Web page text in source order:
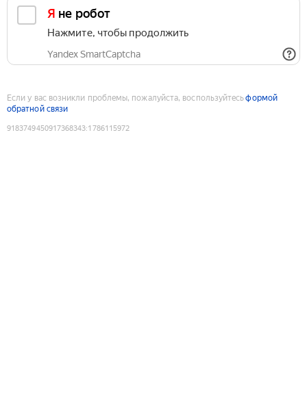
Я не робот
Нажмите, чтобы продолжить
Yandex SmartCaptcha
Если у вас возникли проблемы, пожалуйста, воспользуйтесьформой
обратной связи
9183749450917368343:1786115972